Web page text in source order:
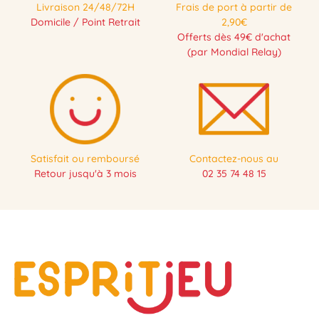
Livraison 24/48/72H
Domicile / Point Retrait
Frais de port à partir de
2,90€
Offerts dès 49€ d'achat
(par Mondial Relay)
Satisfait ou remboursé
Retour jusqu'à 3 mois
Contactez-nous au
02 35 74 48 15